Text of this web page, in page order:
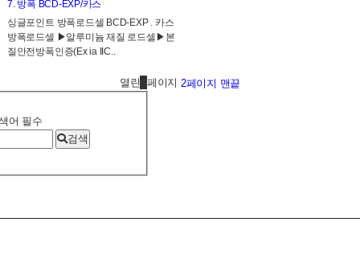
7. 방폭 BCD-EXP/카스
​싱글포인트 방폭로드셀 BCD-EXP . 카스
방폭로드셀 ▶알루미늄 재질 로드셀▶본
질안전방폭인증(Ex ia IIC..
열린 페이지 2페이지 맨끝
어 필수
검색